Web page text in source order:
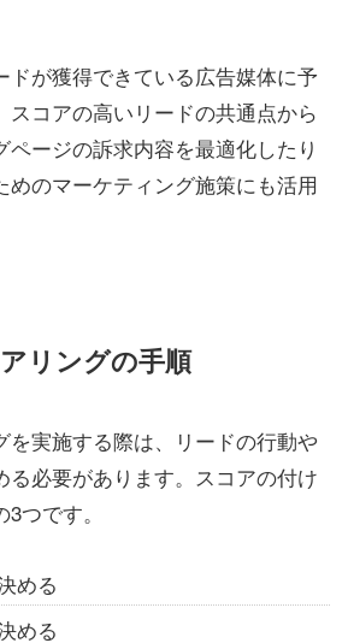
ドが獲得できている広告媒体に予
スコアの高いリードの共通点から
ページの訴求内容を最適化したり
めのマーケティング施策にも活用
リングの手順
を実施する際は、リードの行動や
る必要があります。スコアの付け
つです。
める
める